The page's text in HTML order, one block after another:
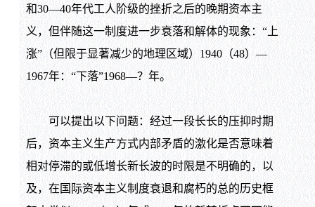
和30—40年代工人阶级的挫折之后的晚期资本主
义，但伴随这一制度进一步衰落和解体的现象：“上
涨”（但限于显著减少的地理区域） 1940（48）—
1967年：“下落”1968—？年。
可以提出以下问题：经过一段长长的压抑时期
后，资本主义生产方式内部矛盾的激化是否意味着
相对停滞的或低增长新长波的时限是不明确的，以
及，在国际资本主义制度衰退和腐朽的总的历史框